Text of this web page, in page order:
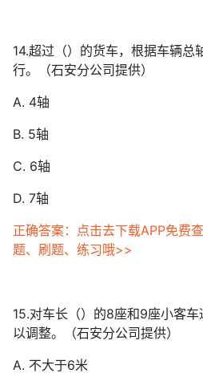
14.超过（）的货车，根据车辆总
行。（石安分公司提供）
A. 4轴
B. 5轴
C. 6轴
D. 7轴
正确答案：点击去下载APP免费
题、刷题、练习哦>>
15.对车长（）的8座和9座小客
以调整。（石安分公司提供）
A. 不大于6米